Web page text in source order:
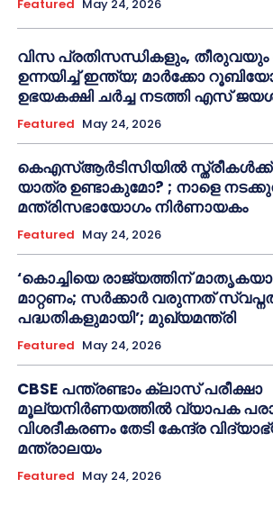
Featured May 24, 2026
വിസ പ്രതിസന്ധികളും, തീരുവയും
ഉന്നയിച്ച് ഇന്ത്യ; മാർക്കോ
ഉഭയകക്ഷി ചർച്ച നടത്തി എസ്
Featured May 24, 2026
കെഎസ്ആർടിസിയിൽ
യാത്ര ഉണ്ടാകുമോ? ; നാളെ
മന്ത്രിസഭായോഗം നിർണായകം
Featured May 24, 2026
‘കൊച്ചിയെ രാജ്യത്തിന്
മാറ്റണം; സർക്കാർ വരുന്നത്
പദ്ധതികളുമായി’; മുഖ്യമന്ത്രി
Featured May 24, 2026
CBSE പന്ത്രണ്ടാം ക്ലാസ് പരീക്ഷാ
മൂല്യനിർണയത്തിൽ വ്യാപക
വിശദീകരണം തേടി കേന്ദ്ര
മന്ത്രാലയം
Featured May 24, 2026